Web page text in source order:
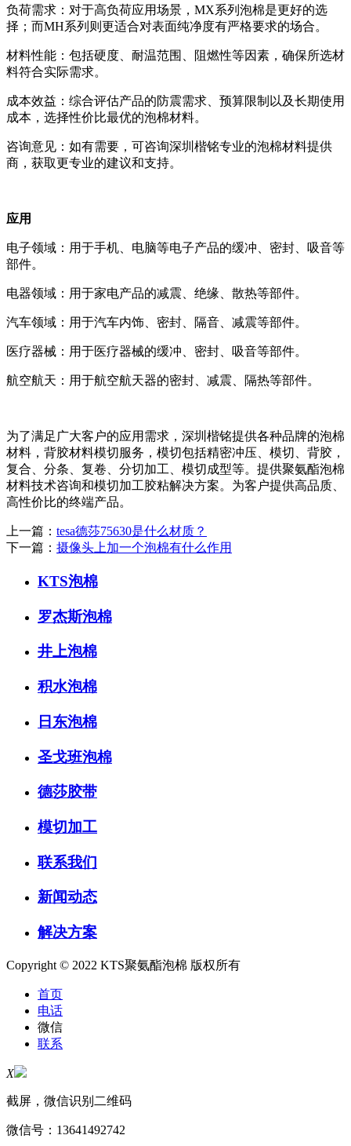
负荷需求：对于高负荷应用场景，MX系列泡棉是更好的选
择；而MH系列则更适合对表面纯净度有严格要求的场合。
材料性能：包括硬度、耐温范围、阻燃性等因素，确保所选材
料符合实际需求。
成本效益：综合评估产品的防震需求、预算限制以及长期使用
成本，选择性价比最优的泡棉材料。
咨询意见：如有需要，可咨询深圳楷铭专业的泡棉材料提供
商，获取更专业的建议和支持。
应用
电子领域：用于手机、电脑等电子产品的缓冲、密封、吸音等
部件。
电器领域：用于家电产品的减震、绝缘、散热等部件。
汽车领域：用于汽车内饰、密封、隔音、减震等部件。
医疗器械：用于医疗器械的缓冲、密封、吸音等部件。
航空航天：用于航空航天器的密封、减震、隔热等部件。
为了满足广大客户的应用需求，深圳楷铭提供各种品牌的泡棉
材料，背胶材料模切服务，模切包括精密冲压、模切、背胶，
复合、分条、复卷、分切加工、模切成型等。提供聚氨酯泡棉
材料技术咨询和模切加工胶粘解决方案。为客户提供高品质、
高性价比的终端产品。
上一篇： tesa德莎75630是什么材质？
下一篇： 摄像头上加一个泡棉有什么作用
KTS泡棉
罗杰斯泡棉
井上泡棉
积水泡棉
日东泡棉
圣戈班泡棉
德莎胶带
模切加工
联系我们
新闻动态
解决方案
Copyright © 2022 KTS聚氨酯泡棉 版权所有
首页
电话
微信
联系
X
截屏，微信识别二维码
微信号： 13641492742